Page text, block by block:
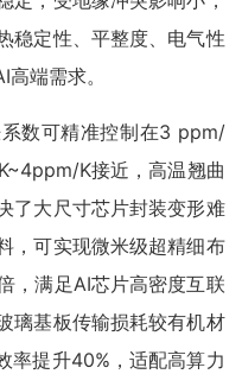
稳定性、平整度、电气性
端需求。
数可精准控制在3 ppm/
K接近，高温翘曲
了大尺寸芯片封装变形难
，可实现微米级超精细布
，满足AI芯片高密度互联
璃基板传输损耗较有机材
率提升40%，适配高算力